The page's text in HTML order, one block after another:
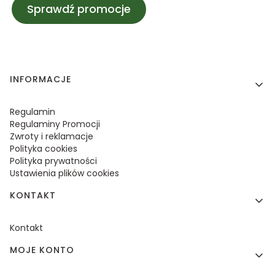
Sprawdź promocje
Linki w stopce
INFORMACJE
Regulamin
Regulaminy Promocji
Zwroty i reklamacje
Polityka cookies
Polityka prywatności
Ustawienia plików cookies
KONTAKT
Kontakt
MOJE KONTO